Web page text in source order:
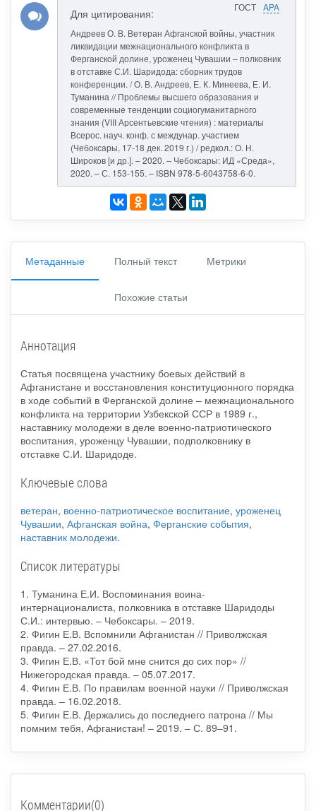
ГОСТ APA
Для цитирования:
Андреев О. В. Ветеран Афганской войны, участник
ликвидации межнационального конфликта в
Ферганской долине, уроженец Чувашии – полковник
в отставке С.И. Шаридода: сборник трудов
конференции. / О. В. Андреев, Е. К. Минеева, Е. И.
Туманина // Проблемы высшего образования и
современные тенденции социогуманитарного
знания (VIII Арсентьевские чтения) : материалы
Всерос. науч. конф. с междунар. участием
(Чебоксары, 17-18 дек. 2019 г.) / редкол.: О. Н.
Широков [и др.]. – 2020. – Чебоксары: ИД «Среда»,
2020. – С. 153-155. – ISBN 978-5-6043758-6-0.
Метаданные Полный текст Метрики
Похожие статьи
Аннотация
Статья посвящена участнику боевых действий в
Афганистане и восстановления конституционного порядка
в ходе событий в Ферганской долине – межнационального
конфликта на территории Узбекской ССР в 1989 г.,
наставнику молодежи в деле военно-патриотического
воспитания, уроженцу Чувашии, подполковнику в
отставке С.И. Шаридоде.
Ключевые слова
ветеран, военно-патриотическое воспитание, уроженец
Чувашии, Афганская война, Ферганские события,
наставник молодежи.
Список литературы
1. Туманина Е.И. Воспоминания воина-
интернационалиста, полковника в отставке Шаридоды
С.И.: интервью. – Чебоксары. – 2019.
2. Фигин Е.В. Вспомнили Афганистан // Приволжская
правда. – 27.02.2016.
3. Фигин Е.В. «Тот бой мне снится до сих пор» //
Нижегородская правда. – 05.07.2017.
4. Фигин Е.В. По правилам военной науки // Приволжская
правда. – 16.02.2018.
5. Фигин Е.В. Держались до последнего патрона // Мы
помним тебя, Афганистан! – 2019. – С. 89–91.
Комментарии(0)